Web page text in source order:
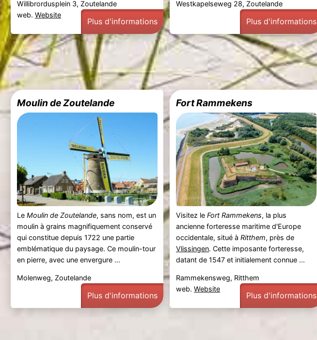
Willibrordusplein 3, Zoutelande
web. Website
Plus d'informations
Westkapelseweg 28, Zoutelande
Plus d'informations
Moulin de Zoutelande
Le Moulin de Zoutelande, sans nom, est un
moulin à grains magnifiquement conservé
qui constitue depuis 1722 une partie
emblématique du paysage. Ce moulin-tour
en pierre, avec une envergure ...
Molenweg, Zoutelande
Plus d'informations
Fort Rammekens
Visitez le Fort Rammekens, la plus
ancienne forteresse maritime d'Europe
occidentale, situé à Ritthem, près de
Vlissingen. Cette imposante forteresse,
datant de 1547 et initialement connue ...
Rammekensweg, Ritthem
web. Website
Plus d'informations